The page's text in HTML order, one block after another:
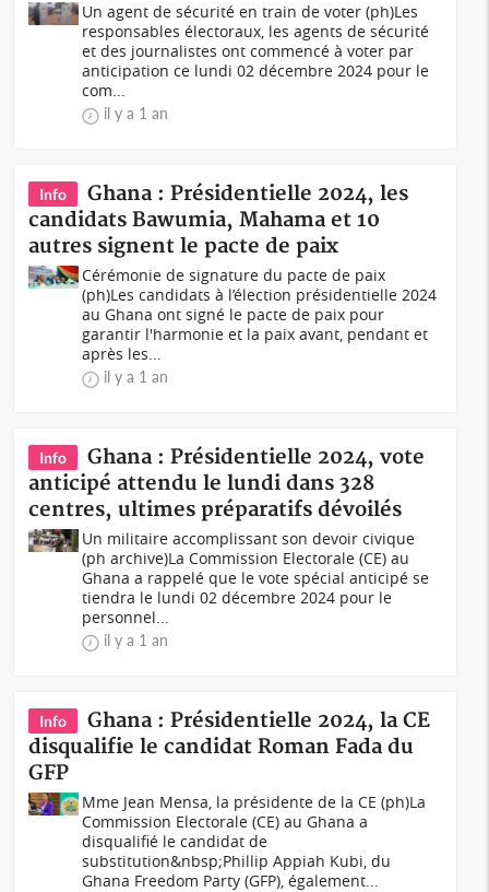
Un agent de sécurité en train de voter (ph)Les
responsables électoraux, les agents de sécurité
et des journalistes ont commencé à voter par
anticipation ce lundi 02 décembre 2024 pour le
com...
il y a 1 an
Info
Ghana : Présidentielle 2024, les
candidats Bawumia, Mahama et 10
autres signent le pacte de paix
Cérémonie de signature du pacte de paix
(ph)Les candidats à l’élection présidentielle 2024
au Ghana ont signé le pacte de paix pour
garantir l'harmonie et la paix avant, pendant et
après les...
il y a 1 an
Info
Ghana : Présidentielle 2024, vote
anticipé attendu le lundi dans 328
centres, ultimes préparatifs dévoilés
Un militaire accomplissant son devoir civique
(ph archive)La Commission Electorale (CE) au
Ghana a rappelé que le vote spécial anticipé se
tiendra le lundi 02 décembre 2024 pour le
personnel...
il y a 1 an
Info
Ghana : Présidentielle 2024, la CE
disqualifie le candidat Roman Fada du
GFP
Mme Jean Mensa, la présidente de la CE (ph)La
Commission Electorale (CE) au Ghana a
disqualifié le candidat de
substitution&nbsp;Phillip Appiah Kubi, du
Ghana Freedom Party (GFP), également...